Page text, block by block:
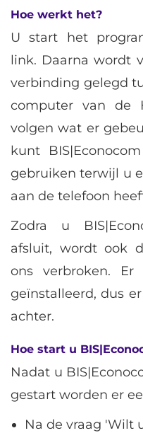
Hoe werkt het?
U start het
link. Daarna wordt
verbinding gelegd
computer van de
volgen wat er
kunt
gebruiken terwijl u
aan de telefoon
Zodra u
afsluit, wordt ook
ons verbroken.
geïnstalleerd, dus
achter.
Hoe start u
Nadat u
gestart worden er
Na de vraag 'Wilt